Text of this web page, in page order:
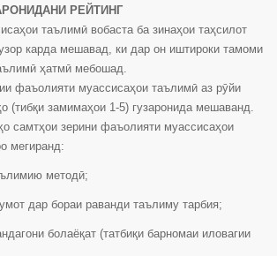
РЕЙТИНГ
таълимӣ вобаста ба зинаҳои таҳсилот
карда мешавад, ки дар он иштироки тамоми
ҳатмӣ мебошад.
фаъолияти муассисаҳои таълимӣ аз рӯйи
(тибқи замимаҳои 1-5) гузаронида мешаванд.
самтҳои зерини фаъолияти муассисаҳои
мегиранд:
методӣ;
дар бораи раванди таълиму тарбия;
болаёқат (татбиқи барномаи иловагии